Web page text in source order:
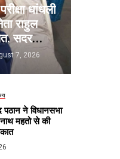
धांधली
राहुल
सदर
7, 2026
ने विधानसभा
महतो से की